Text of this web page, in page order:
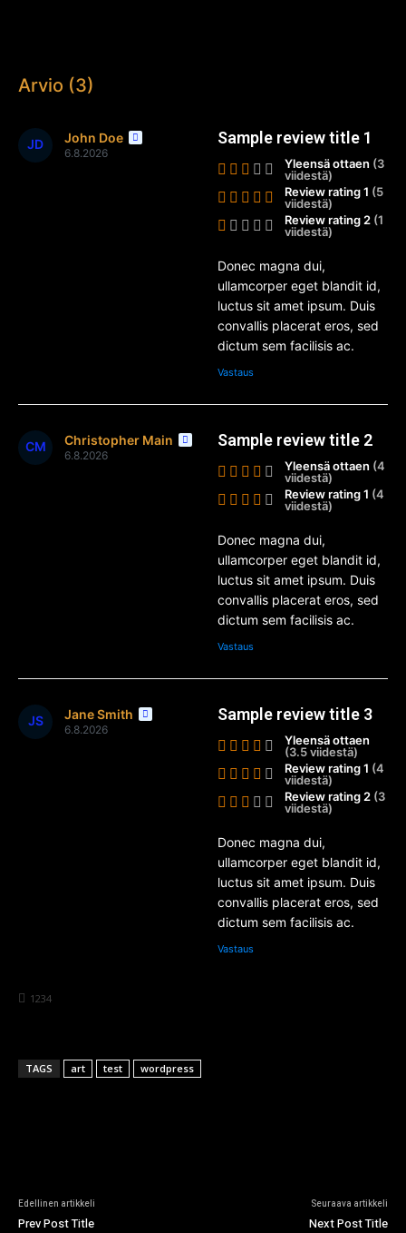
Arvio (3)
JD John Doe
6.8.2026
Sample review title 1
Yleensä ottaen (3
viidestä)
Review rating 1 (5
viidestä)
Review rating 2 (1
viidestä)
Donec magna dui,
ullamcorper eget blandit id,
luctus sit amet ipsum. Duis
convallis placerat eros, sed
dictum sem facilisis ac.
Vastaus
CM Christopher Main
6.8.2026
Sample review title 2
Yleensä ottaen (4
viidestä)
Review rating 1 (4
viidestä)
Donec magna dui,
ullamcorper eget blandit id,
luctus sit amet ipsum. Duis
convallis placerat eros, sed
dictum sem facilisis ac.
Vastaus
JS Jane Smith
6.8.2026
Sample review title 3
Yleensä ottaen
(3.5 viidestä)
Review rating 1 (4
viidestä)
Review rating 2 (3
viidestä)
Donec magna dui,
ullamcorper eget blandit id,
luctus sit amet ipsum. Duis
convallis placerat eros, sed
dictum sem facilisis ac.
Vastaus
1234
TAGS art test wordpress
Edellinen artikkeli
Prev Post Title
Seuraava artikkeli
Next Post Title